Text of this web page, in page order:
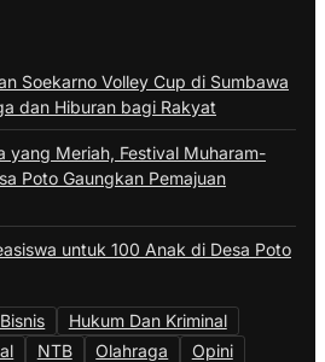
Soekarno Volley Cup di Sumbawa
dan Hiburan bagi Rakyat
yang Meriah, Festival Muharam-
Poto Gaungkan Pemajuan
untuk 100 Anak di Desa Poto
Hukum Dan Kriminal
NTB Olahraga
Opini